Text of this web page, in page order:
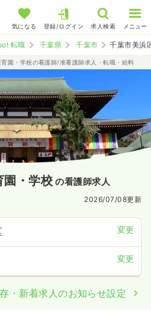
気になる 登録/ログイン 求人検索 メニュー
転職 千葉県 千葉市 千葉市美浜
園・学校の看護師/准看護師求人・転職・給料
園・学校 の看護師求人
2026/07/08更新
変更
変更
・新着求人のお知らせ設定